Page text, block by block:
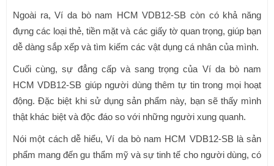
Ngoài ra, Ví da bò nam HCM VDB12-SB còn có khả năng
đựng các loại thẻ, tiền mặt và các giấy tờ quan trọng, giúp bạn
dễ dàng sắp xếp và tìm kiếm các vật dụng cá nhân của mình.
Cuối cùng, sự đẳng cấp và sang trọng của Ví da bò nam
HCM VDB12-SB giúp người dùng thêm tự tin trong mọi hoạt
động. Đặc biệt khi sử dụng sản phẩm này, bạn sẽ thấy mình
thật khác biệt và độc đáo so với những người xung quanh.
Nói một cách dễ hiểu, Ví da bò nam HCM VDB12-SB là sản
phẩm mang đến gu thẩm mỹ và sự tinh tế cho người dùng, có